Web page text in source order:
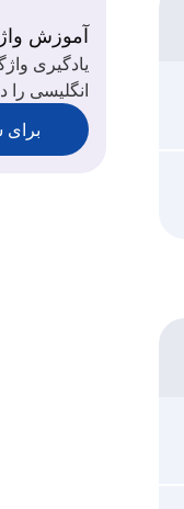
آموزش
یادگیری
انگلیسی
برای